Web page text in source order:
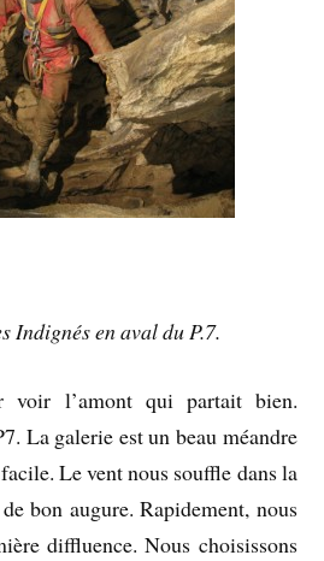
Indignés en aval du P.7.
voir l’amont qui partait bien.
La galerie est un beau méandre
Le vent nous souffle dans la
bon augure. Rapidement, nous
diffluence. Nous choisissons